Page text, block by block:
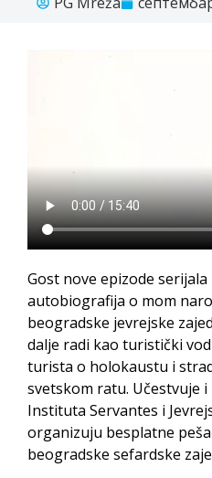
Gost nove epizode serijala
autobiografija o mom
beogradske jevrejske
dalje radi kao turistički
turista o holokaustu i
svetskom ratu. Učestvuje
Instituta Servantes i
organizuju besplatne
beogradske sefardske